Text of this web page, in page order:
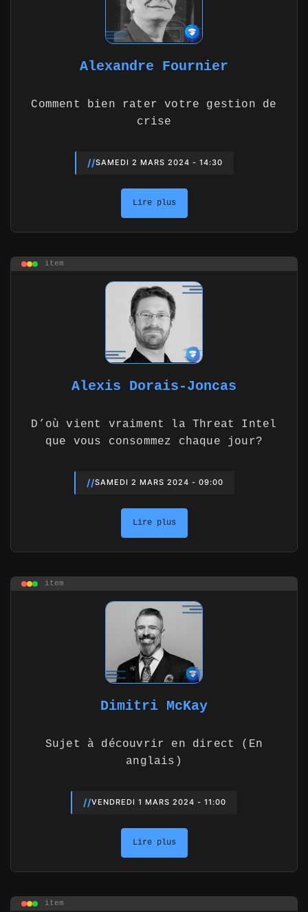
Alexandre Fournier
Comment bien rater votre gestion de
crise
//SAMEDI 2 MARS 2024 - 14:30
Lire plus
item
Alexis Dorais-Joncas
D’où vient vraiment la Threat Intel
que vous consommez chaque jour?
//SAMEDI 2 MARS 2024 - 09:00
Lire plus
item
Dimitri McKay
Sujet à découvrir en direct (En
anglais)
//VENDREDI 1 MARS 2024 - 11:00
Lire plus
item